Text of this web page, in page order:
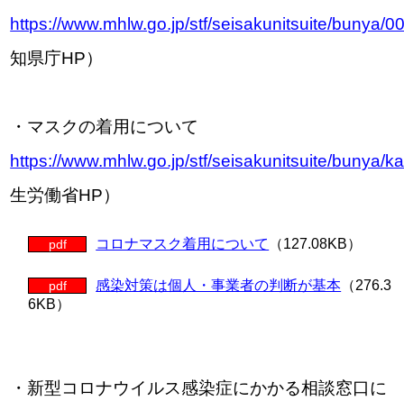
https://www.mhlw.go.jp/stf/seisakunitsuite/bunya/
知県庁HP）
・マスクの着用について
https://www.mhlw.go.jp/stf/seisakunitsuite/bunya/
生労働省HP）
pdf コロナマスク着用について （127.08KB）
pdf 感染対策は個人・事業者の判断が基本 （276.3
6KB）
・新型コロナウイルス感染症にかかる相談窓口に